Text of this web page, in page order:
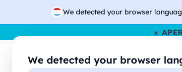
We detected your browser
We detected your browser
☀️